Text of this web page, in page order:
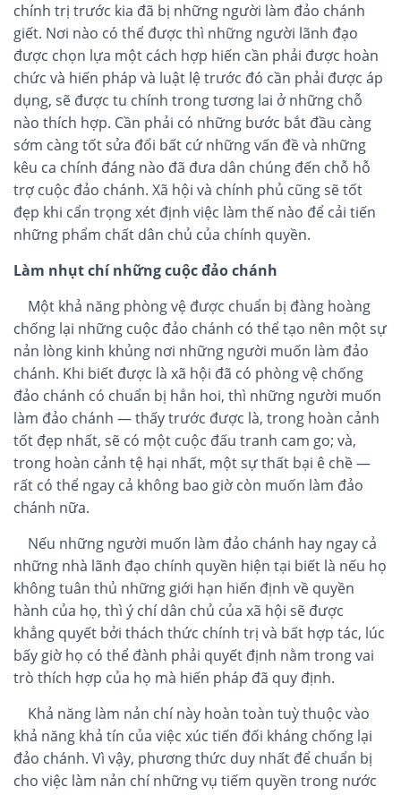
chính trị trước kia đã bị những người làm đảo chánh
giết. Nơi nào có thể được thì những người lãnh đạo
được chọn lựa một cách hợp hiến cần phải được hoàn
chức và hiến pháp và luật lệ trước đó cần phải được áp
dụng, sẽ được tu chính trong tương lai ở những chỗ
nào thích hợp. Cần phải có những bước bắt đầu càng
sớm càng tốt sửa đổi bất cứ những vấn đề và những
kêu ca chính đáng nào đã đưa dân chúng đến chỗ hỗ
trợ cuộc đảo chánh. Xã hội và chính phủ cũng sẽ tốt
đẹp khi cẩn trọng xét định việc làm thế nào để cải tiến
những phẩm chất dân chủ của chính quyền.
Làm nhụt chí những cuộc đảo chánh
Một khả năng phòng vệ được chuẩn bị đàng hoàng
chống lại những cuộc đảo chánh có thể tạo nên một sự
nản lòng kinh khủng nơi những người muốn làm đảo
chánh. Khi biết được là xã hội đã có phòng vệ chống
đảo chánh có chuẩn bị hẳn hoi, thì những người muốn
làm đảo chánh — thấy trước được là, trong hoàn cảnh
tốt đẹp nhất, sẽ có một cuộc đấu tranh cam go; và,
trong hoàn cảnh tệ hại nhất, một sự thất bại ê chề —
rất có thể ngay cả không bao giờ còn muốn làm đảo
chánh nữa.
Nếu những người muốn làm đảo chánh hay ngay cả
những nhà lãnh đạo chính quyền hiện tại biết là nếu họ
không tuân thủ những giới hạn hiến định về quyền
hành của họ, thì ý chí dân chủ của xã hội sẽ được
khẳng quyết bởi thách thức chính trị và bất hợp tác, lúc
bấy giờ họ có thể đành phải quyết định nằm trong vai
trò thích hợp của họ mà hiến pháp đã quy định.
Khả năng làm nản chí này hoàn toàn tuỳ thuộc vào
khả năng khả tín của việc xúc tiến đối kháng chống lại
đảo chánh. Vì vậy, phương thức duy nhất để chuẩn bị
cho việc làm nản chí những vụ tiếm quyền trong nước